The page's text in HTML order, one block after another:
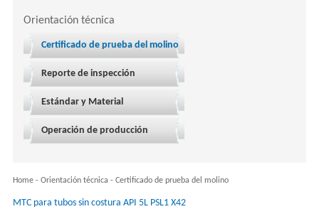
Orientación técnica
Certificado de prueba del molino
Reporte de inspección
Estándar y Material
Operación de producción
Home- Orientación técnica - Certificado de prueba del molino
MTC para tubos sin costura API 5L PSL1 X42